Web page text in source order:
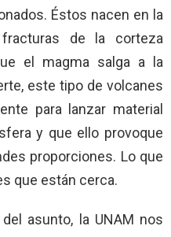
Éstos nacen en la
de la corteza
el magma salga a la
este tipo de volcanes
para lanzar material
y que ello provoque
proporciones. Lo que
que están cerca.
asunto, la UNAM nos